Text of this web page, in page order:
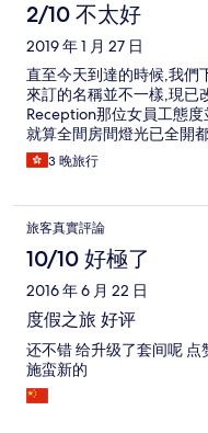
2/10 不太好
2019 年 1 月 27 日
直至今天到達的時候,我們
來訂的名稱並不一樣,現已
Reception那位女員工態
就算全間房間燈光已全開
3 晚旅行
旅客真實評論
10/10 好極了
2016 年 6 月 22 日
度假之旅 好评
还不错 给升级了套间呢 点
施蛮新的